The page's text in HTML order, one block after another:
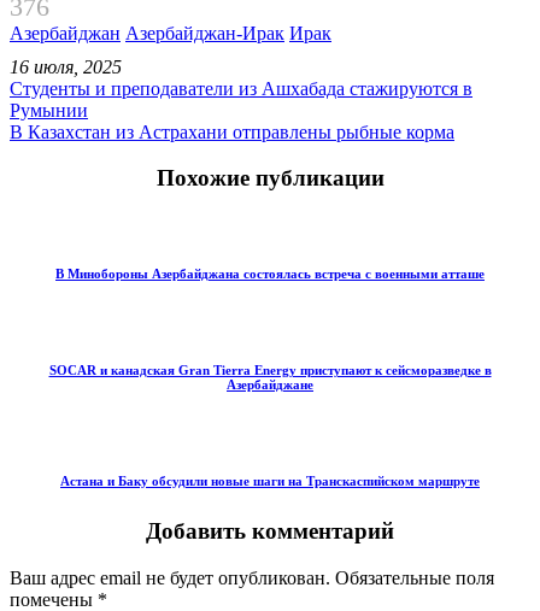
376
Азербайджан Азербайджан-Ирак Ирак
16 июля, 2025
Студенты и преподаватели из Ашхабада стажируются в
Румынии
В Казахстан из Астрахани отправлены рыбные корма
Похожие публикации
В Минобороны Азербайджана состоялась встреча с военными атташе
SOCAR и канадская Gran Tierra Energy приступают к сейсморазведке в
Азербайджане
Астана и Баку обсудили новые шаги на Транскаспийском маршруте
Добавить комментарий
Ваш адрес email не будет опубликован. Обязательные поля
помечены *